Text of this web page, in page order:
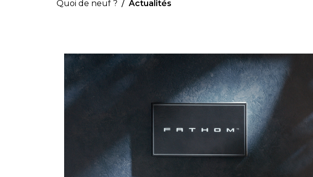
Quoi de neuf ? Actualités